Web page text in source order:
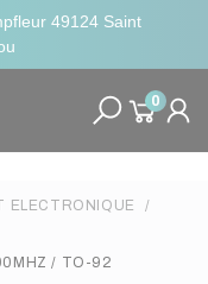
49124 Saint
0
ELECTRONIQUE
/ TO-92